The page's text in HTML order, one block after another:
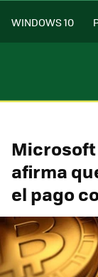
WINDOWS 10
afirma
el pago